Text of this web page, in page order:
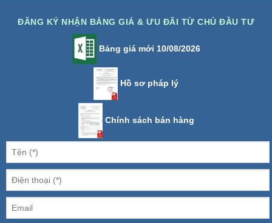
ĐĂNG KÝ NHẬN BẢNG GIÁ & ƯU ĐÃI TỪ CHỦ ĐẦU TƯ
Bảng giá mới 10/08/2026
Hồ sơ pháp lý
Chính sách bán hàng